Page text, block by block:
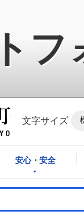
フ
八千代町公式ホ
文字サイズ
安心・安全